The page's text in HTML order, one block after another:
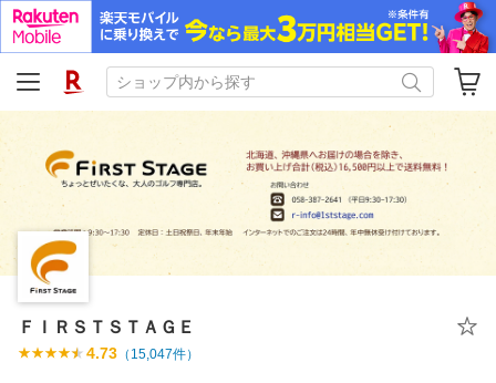
ＦＩＲＳＴＳＴＡＧＥ
4.73 （ 15,047件）